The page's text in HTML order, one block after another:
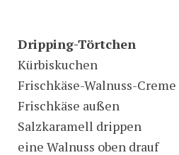
Dripping-Törtchen
Kürbiskuchen
Frischkäse-Walnuss-
Frischkäse außen
Salzkaramell drippen
eine Walnuss oben drauf